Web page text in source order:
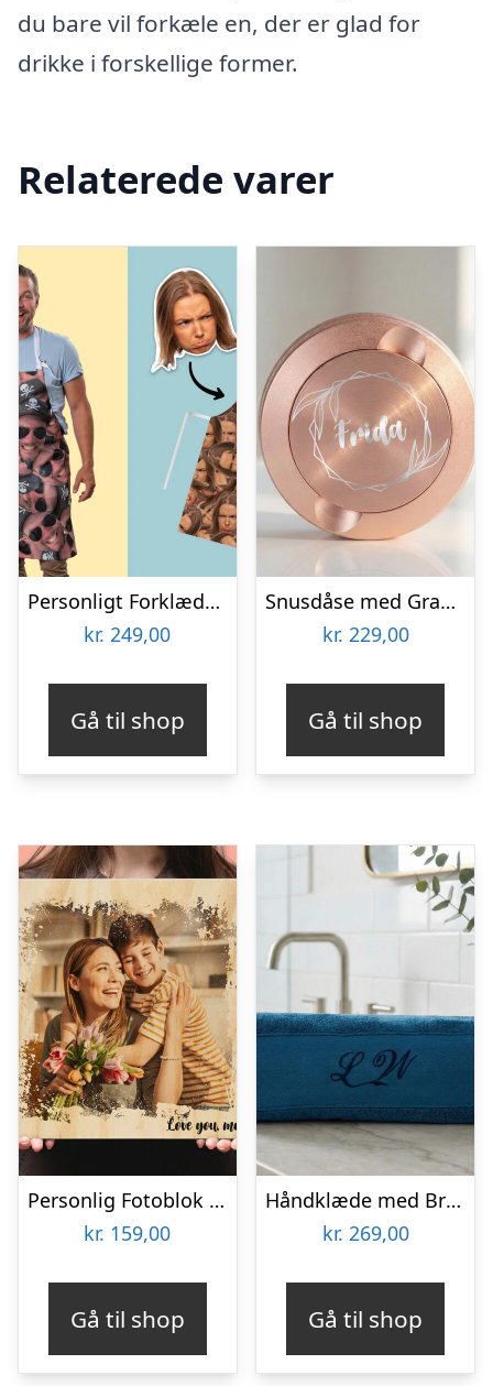
du bare vil forkæle en, der er glad for
drikke i forskellige former.
Relaterede varer
Personligt Forklæde med Billede – Multiface
kr. 249,00
Gå til shop
Snusdåse med Gravering – Egen Tekst
kr. 229,00
Gå til shop
Personlig Fotoblok i Træ med Tekst
kr. 159,00
Gå til shop
Håndklæde med Broderi – Egen Tekst (140×70 cm)
kr. 269,00
Gå til shop